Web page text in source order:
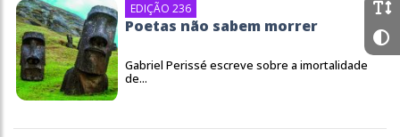
EDIÇÃO 236
Poetas não sabem morrer
Gabriel Perissé escreve sobre a imortalidade
de...